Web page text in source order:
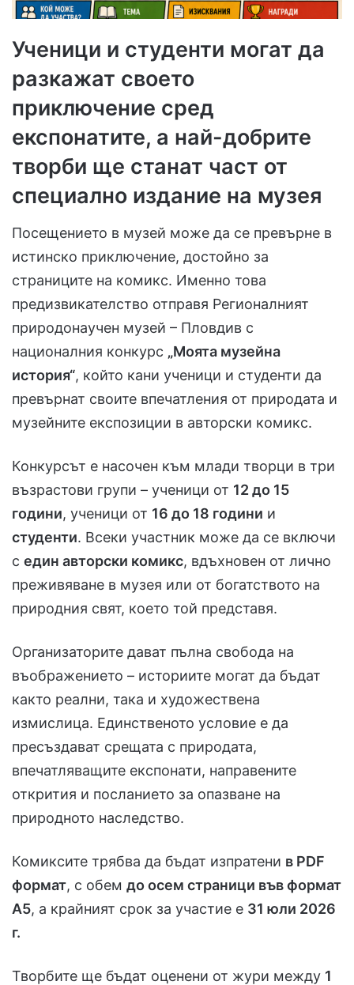
Ученици и студенти могат да
разкажат своето
приключение сред
експонатите, а най-добрите
творби ще станат част от
специално издание на музея
Посещението в музей може да се превърне в
истинско приключение, достойно за
страниците на комикс. Именно това
предизвикателство отправя Регионалният
природонаучен музей – Пловдив с
националния конкурс „Моята музейна
история“, който кани ученици и студенти да
превърнат своите впечатления от природата и
музейните експозиции в авторски комикс.
Конкурсът е насочен към млади творци в три
възрастови групи – ученици от 12 до 15
години, ученици от 16 до 18 години и
студенти. Всеки участник може да се включи
с един авторски комикс, вдъхновен от лично
преживяване в музея или от богатството на
природния свят, което той представя.
Организаторите дават пълна свобода на
въображението – историите могат да бъдат
както реални, така и художествена
измислица. Единственото условие е да
пресъздават срещата с природата,
впечатляващите експонати, направените
открития и посланието за опазване на
природното наследство.
Комиксите трябва да бъдат изпратени в PDF
формат, с обем до осем страници във формат
А5, а крайният срок за участие е 31 юли 2026
г.
Творбите ще бъдат оценени от жури между 1